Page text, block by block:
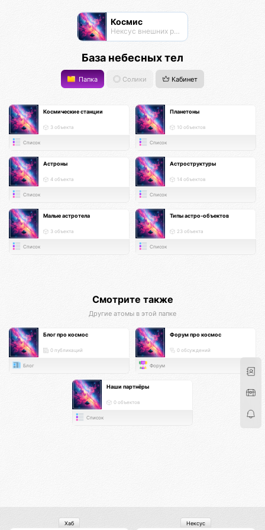
Космис
Нексус внешних рубежей
База небесных тел
Папка Солики Кабинет
Космические станции
3 объекта
Список
Планетоны
10 объектов
Список
Астроны
4 объекта
Список
Астроструктуры
14 объектов
Список
Малые астротела
3 объекта
Список
Типы астро-объектов
23 объекта
Список
Смотрите также
Другие атомы в этой папке
Блог про космос
0 публикаций
Блог
Форум про космос
0 обсуждений
Форум
Наши партнёры
0 объектов
Список
Хаб Нексус